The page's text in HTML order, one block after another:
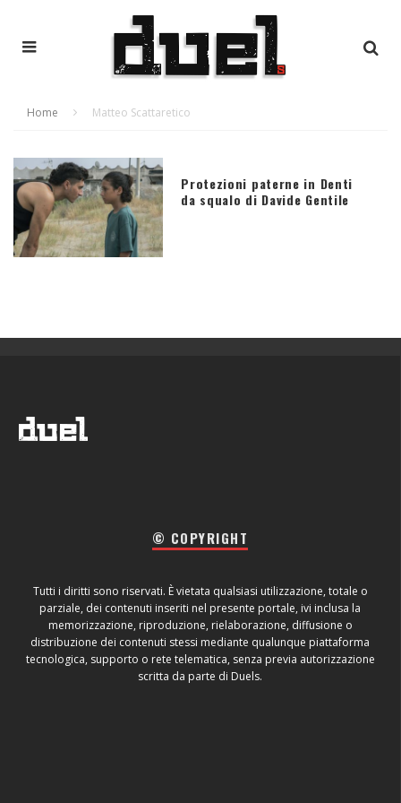
Home Matteo Scattaretico
Protezioni paterne in Denti
da squalo di Davide Gentile
© COPYRIGHT
Tutti i diritti sono riservati. È vietata qualsiasi utilizzazione, totale o
parziale, dei contenuti inseriti nel presente portale, ivi inclusa la
memorizzazione, riproduzione, rielaborazione, diffusione o
distribuzione dei contenuti stessi mediante qualunque piattaforma
tecnologica, supporto o rete telematica, senza previa autorizzazione
scritta da parte di Duels.